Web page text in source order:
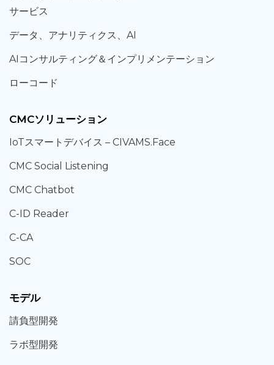
サービス
データ、 アナリティクス、 AI
AIコンサルティング＆ インプリメンテーション
ローコード
CMCソリューション
IoTスマートデバイス – CIVAMS.Face
CMC Social Listening
CMC Chatbot
C-ID Reader
C-CA
SOC
モデル
請負型開発
ラボ型開発